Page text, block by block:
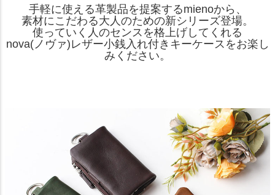
手軽に使える革製品を提案するmienoから、
素材にこだわる大人のための新シリーズ登場。
使っていく人のセンスを格上げしてくれる
nova(ノヴァ)レザー小銭入れ付きキーケースをお楽し
みください。